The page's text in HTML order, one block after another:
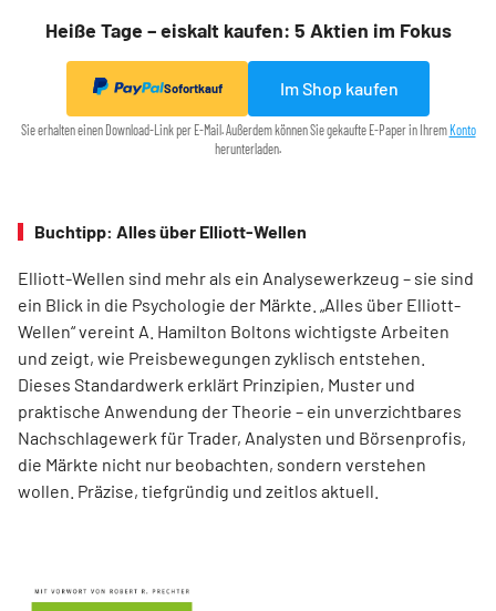
Heiße Tage – eiskalt kaufen: 5 Aktien im Fokus
Sofortkauf Im Shop kaufen
Sie erhalten einen Download-Link per E-Mail. Außerdem können Sie gekaufte E-Paper in IhremKonto
herunterladen.
Buchtipp: Alles über Elliott-Wellen
Elliott-Wellen sind mehr als ein Analysewerkzeug – sie sind
ein Blick in die Psychologie der Märkte. „Alles über Elliott-
Wellen“ vereint A. Hamilton Boltons wichtigste Arbeiten
und zeigt, wie Preisbewegungen zyklisch entstehen.
Dieses Standardwerk erklärt Prinzipien, Muster und
praktische Anwendung der Theorie – ein unverzichtbares
Nachschlagewerk für Trader, Analysten und Börsenprofis,
die Märkte nicht nur beobachten, sondern verstehen
wollen. Präzise, tiefgründig und zeitlos aktuell.